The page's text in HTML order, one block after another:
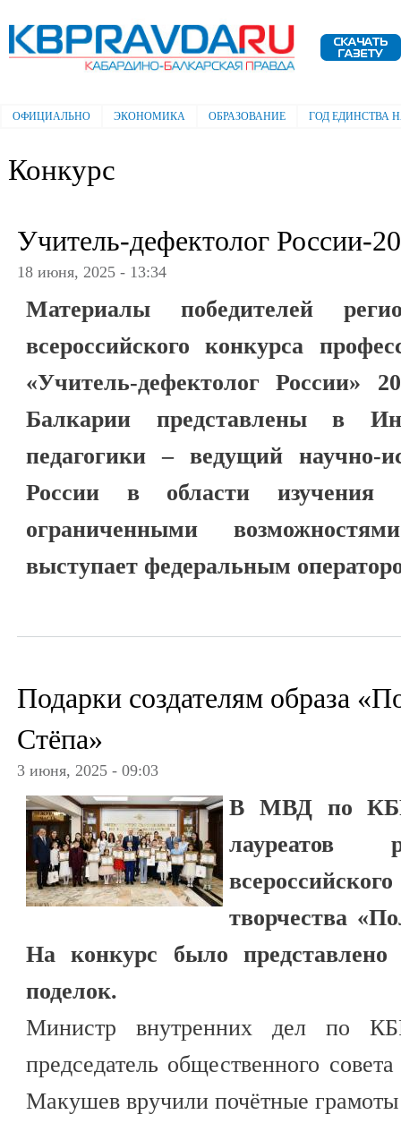
Электронная газета "Кабардино-
Балкарская правда"
Главное меню
ОФИЦИАЛЬНО ЭКОНОМИКА ОБРАЗОВАНИЕ ГОД ЕДИНСТВА
Конкурс
Учитель-дефектолог России-
18 июня, 2025 - 13:34
Материалы победителей
всероссийского конкурса
«Учитель-дефектолог России»
Балкарии представлены в
педагогики – ведущий научно-
России в области
ограниченными
выступает федеральным
Подарки создателям образа
Стёпа»
3 июня, 2025 - 09:03
В МВД по КБР
лауреатов
творчества
На конкурс было представлено
поделок.
Министр внутренних дел по
председатель общественного
Макушев вручили почётные